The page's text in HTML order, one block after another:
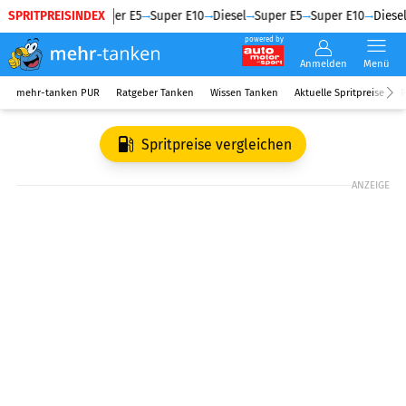
SPRITPREISINDEX
Diesel Super E5 Super E10 Diesel Super E5 Super E10 Diesel
powered by
Anmelden Menü
mehr-tanken PUR Ratgeber Tanken Wissen Tanken Aktuelle Spritpreise
Spritpreise vergleichen
ANZEIGE